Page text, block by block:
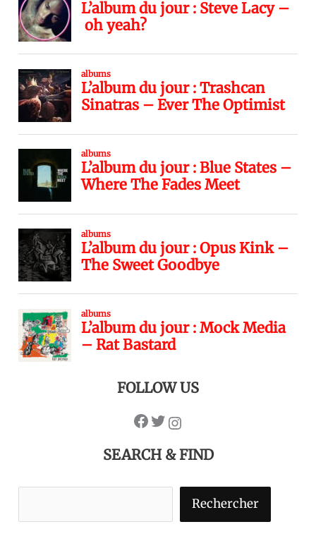
FOLLOW US
SEARCH & FIND
Rechercher